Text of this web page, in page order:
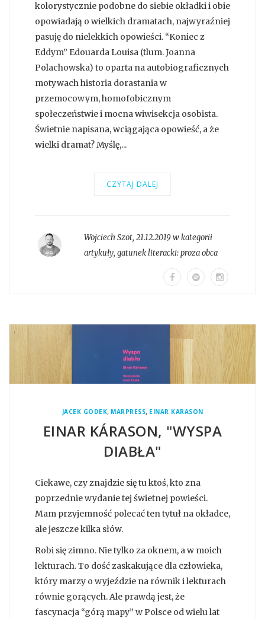
kolorystycznie podobne do siebie okładki i obie
opowiadają o wielkich dramatach, najwyraźniej
pasuję do nielekkich opowieści. “Koniec z
Eddym” Edouarda Louisa (tlum. Joanna
Polachowska) to oparta na autobiograficznych
motywach historia dorastania w
przemocowym, homofobicznym
społeczeństwie i mocna wiwisekcja osobista.
Świetnie napisana, wciągająca opowieść, a że
wielki dramat? Myślę,...
CZYTAJ DALEJ
Wojciech Szot, 21.12.2019 w kategorii
artykuły, gatunek literacki:proza obca
JACEK GODEK, MARPRESS, EINAR KARASON
EINAR KÁRASON, "WYSPA
DIABŁA"
Ciekawe, czy znajdzie się tu ktoś, kto zna
poprzednie wydanie tej świetnej powieści.
Mam przyjemność polecać ten tytuł na okładce,
ale jeszcze kilka słów.
Robi się zimno. Nie tylko za oknem, a w moich
lekturach. To dość zaskakujące dla człowieka,
który marzy o wyjeździe na równik i lekturach
równie gorących. Ale prawdą jest, że
fascynacja “górą mapy” w Polsce od wielu lat